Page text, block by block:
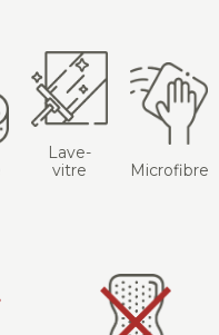
Lave-
vitre
Microfibre